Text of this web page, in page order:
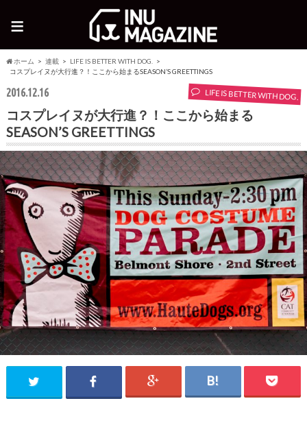
≡
ホーム 連載
LIFE IS BETTER WITH DOG.
コスプレイヌが大行進？！ここから始まるSEASON’S GREETTINGS
2016.12.16 LIFE IS BETTER WITH DOG.
コスプレイヌが大行進？！ここから始まる
SEASON’S GREETTINGS